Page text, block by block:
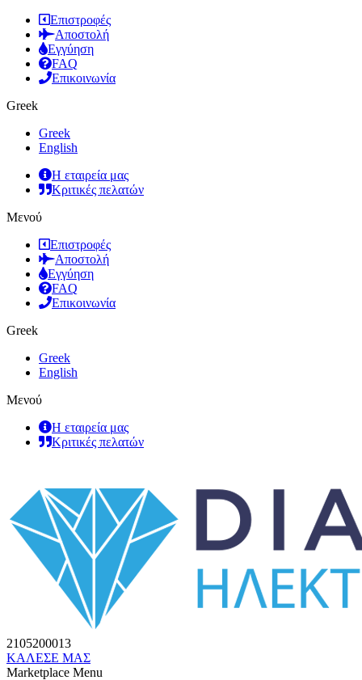
Επιστροφές
Αποστολή
Εγγύηση
FAQ
Επικοινωνία
Greek
Greek
English
Η εταιρεία μας
Κριτικές πελατών
Μενού
Επιστροφές
Αποστολή
Εγγύηση
FAQ
Επικοινωνία
Greek
Greek
English
Μενού
Η εταιρεία μας
Κριτικές πελατών
2105200013
ΚΑΛΕΣΕ ΜΑΣ
Marketplace Menu